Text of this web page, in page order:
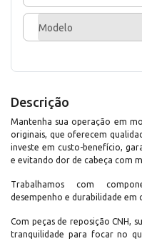
Modelo
Descrição
Mantenha sua operação em
originais, que oferecem
investe em custo-benefício,
e evitando dor de cabeça com
Trabalhamos com
desempenho e durabilidade em
Com peças de reposição CNH,
tranquilidade para focar no